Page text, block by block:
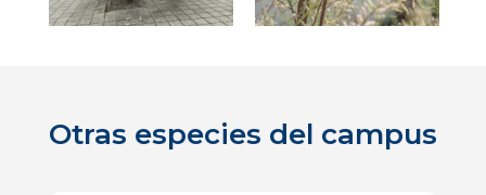
Otras especies del campus